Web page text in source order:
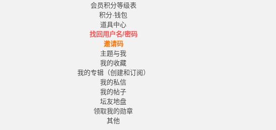
会员积分等级表
积分·钱包
道具中心
找回用户名/密码
邀请码
主题与我
我的收藏
我的专辑（创建和订阅）
我的私信
我的帖子
坛友地盘
领取我的勋章
其他